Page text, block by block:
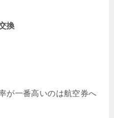
換
が一番高いのは航空券へ